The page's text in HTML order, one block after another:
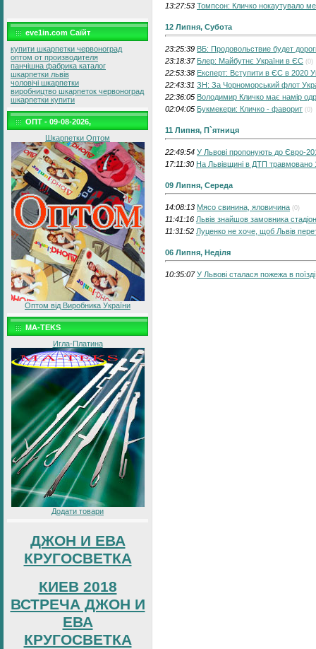
eve1in.com Саїйт
купити шкарпетки червоноград
оптом от производителя
панчішна фабрика каталог
шкарпетки львів
чоловічі шкарпетки
виробництво шкарпеток червоноград
шкарпетки купити
ОПТ - 09-08-2026,
Шкарпетки Оптом
Оптом від Виробника України
MA-TEKS
Игла-Платина
Додати товари
ДЖОН И ЕВА
КРУГОСВЕТКА
КИЕВ 2018
ВСТРЕЧА ДЖОН И
ЕВА
КРУГОСВЕТКА
13:27:53 Томпсон: Кличко нокаутувало
12 Липня, Субота
23:25:39 ВБ: Продовольствие будет
23:18:37 Блер: Майбутнє України в ЄС (0)
22:53:38 Експерт: Вступити в ЄС в 2020
22:43:31 ЗН: За Чорноморський флот
22:36:05 Володимир Кличко має намір
02:04:05 Букмекери: Кличко - фаворит (0)
11 Липня, П`ятниця
22:49:54 У Львові пропонують до Євро-
17:11:30 На Львівщині в ДТП травмовано
09 Липня, Середа
14:08:13 Мясо свинина, яловичина (0)
11:41:16 Львів знайшов замовника
11:31:52 Луценко не хоче, щоб Львів
06 Липня, Неділя
10:35:07 У Львові сталася пожежа в поїзді